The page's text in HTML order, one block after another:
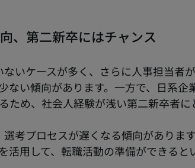
、第二新卒にはチャンス
いケースが多く、さらに人事担当者
ない傾向があります。一方で、日系企
ため、社会人経験が浅い第二新卒者に
考プロセスが遅くなる傾向がありま
活用して、転職活動の準備ができると